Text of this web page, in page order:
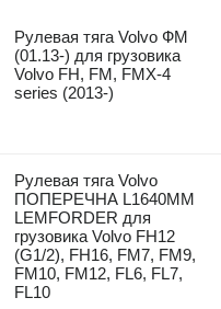
Рулевая тяга Volvo ФМ
(01.13-) для грузовика
Volvo FH, FM, FMX-4
series (2013-)
Рулевая тяга Volvo
ПОПЕРЕЧНА L1640ММ
LEMFORDER для
грузовика Volvo FH12
(G1/2), FH16, FM7, FM9,
FM10, FM12, FL6, FL7,
FL10